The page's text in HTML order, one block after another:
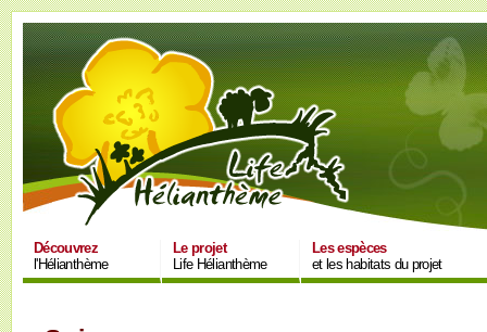
Découvrez
l'Hélianthème
Le projet
Life Hélianthème
Les espèces
et les habitats du projet